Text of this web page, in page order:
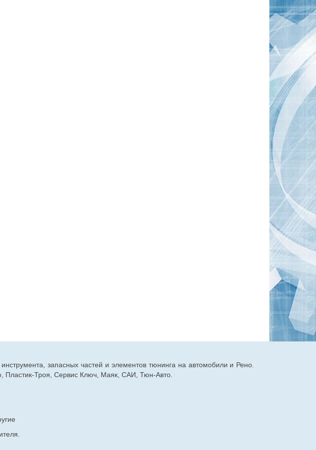
запасных частей и элементов тюнинга на автомобили и Рено.
Пластик-Троя, Сервис Ключ, Маяк, САИ, Тюн-Авто.